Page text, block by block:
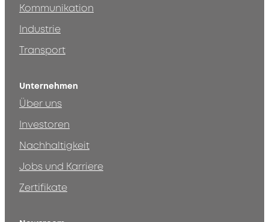
Kommunikation
Industrie
Transport
Unternehmen
Über uns
Investoren
Nachhaltigkeit
Jobs und Karriere
Zertifikate